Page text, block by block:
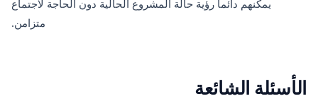
يمكنهم دائماً رؤية حالة المشروع الحالية دون الحاجة لاجتماع
متزامن.
الأسئلة الشائعة